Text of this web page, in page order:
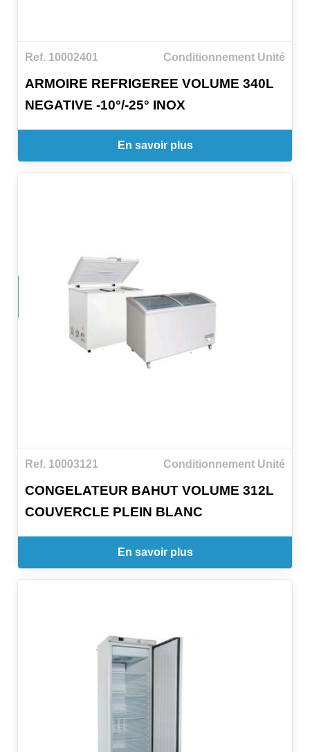
Ref. 10002401 Conditionnement Unité
ARMOIRE REFRIGEREE VOLUME 340L
NEGATIVE -10°/-25° INOX
En savoir plus
Ref. 10003121 Conditionnement Unité
CONGELATEUR BAHUT VOLUME 312L
COUVERCLE PLEIN BLANC
En savoir plus